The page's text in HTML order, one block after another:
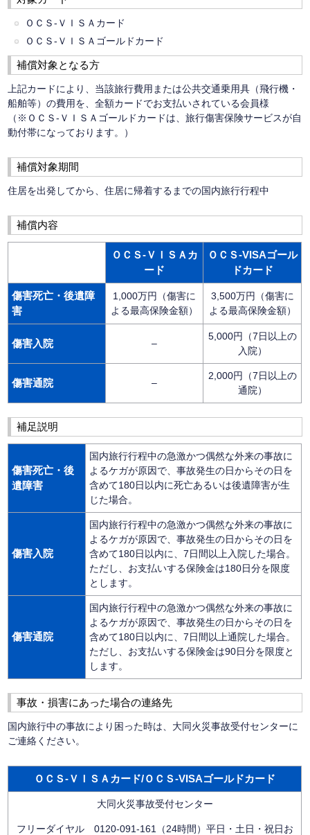
ＯＣＳ-ＶＩＳＡカード
ＯＣＳ-ＶＩＳＡゴールドカード
補償対象となる方
上記カードにより、当該旅行費用または公共交通乗用具（飛行機・
船舶等）の費用を、全額カードでお支払いされている会員様
（※ＯＣＳ-ＶＩＳＡゴールドカードは、旅行傷害保険サービスが自
動付帯になっております。）
補償対象期間
住居を出発してから、住居に帰着するまでの国内旅行行程中
補償内容
ＯＣＳ-ＶＩＳＡカ
ード
ＯＣＳ-VISAゴール
ドカード
傷害死亡・後遺障
害
1,000万円（傷害に
よる最高保険金額）
3,500万円（傷害に
よる最高保険金額）
傷害入院 –
5,000円（7日以上の
入院）
傷害通院 –
2,000円（7日以上の
通院）
補足説明
傷害死亡・後
遺障害
国内旅行行程中の急激かつ偶然な外来の事故に
よるケガが原因で、事故発生の日からその日を
含めて180日以内に死亡あるいは後遺障害が生
じた場合。
傷害入院
国内旅行行程中の急激かつ偶然な外来の事故に
よるケガが原因で、事故発生の日からその日を
含めて180日以内に、7日間以上入院した場合。
ただし、お支払いする保険金は180日分を限度
とします。
傷害通院
国内旅行行程中の急激かつ偶然な外来の事故に
よるケガが原因で、事故発生の日からその日を
含めて180日以内に、7日間以上通院した場合。
ただし、お支払いする保険金は90日分を限度と
します。
事故・損害にあった場合の連絡先
国内旅行中の事故により困った時は、大同火災事故受付センターに
ご連絡ください。
ＯＣＳ-ＶＩＳＡカード/ＯＣＳ-VISAゴールドカード
大同火災事故受付センター
フリーダイヤル 0120-091-161（24時間）平日・土日・祝日お